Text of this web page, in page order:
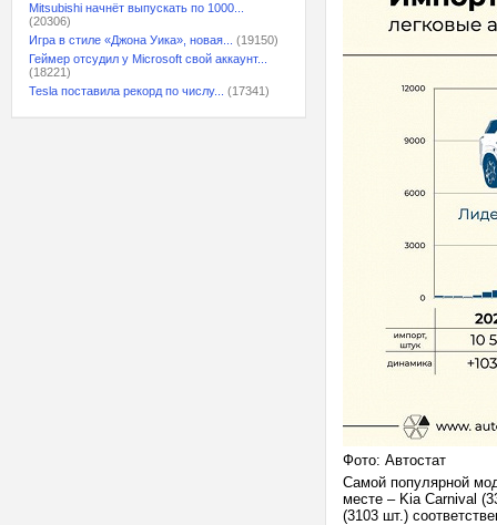
Mitsubishi начнёт выпускать по 1000...
(20306)
Игра в стиле «Джона Уика», новая...
(19150)
Геймер отсудил у Microsoft свой аккаунт...
(18221)
Tesla поставила рекорд по числу...
(17341)
Фото: Автостат
Самой популярной
месте – Kia Carnival
(3103 шт.)